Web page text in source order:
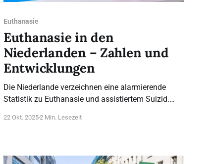
Euthanasie
Euthanasie in den
Niederlanden – Zahlen und
Entwicklungen
Die Niederlande verzeichnen eine alarmierende
Statistik zu Euthanasie und assistiertem Suizid.
22 Okt. 20252 Min. Lesezeit